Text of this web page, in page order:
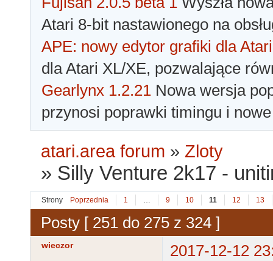
Atari 8-bit nastawionego na
APE: nowy edytor grafiki dla Atari
dla Atari XL/XE, pozwalające
Gearlynx 1.2.21 Nowa wersja
przynosi poprawki timingu i
atari.area forum » Zloty
» Silly Venture 2k17 -
Strony Poprzednia 1 … 9 10 11 12 13
Posty [ 251 do 275 z 324 ]
wieczor 2017-12-12